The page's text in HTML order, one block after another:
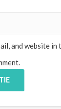
and website